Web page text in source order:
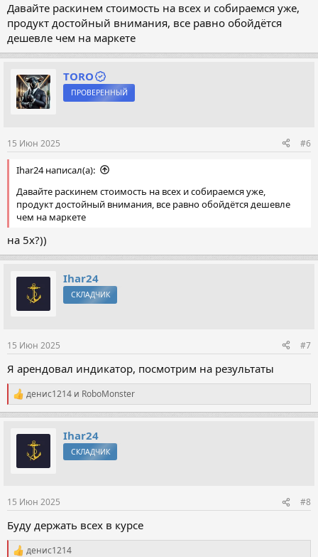
Давайте раскинем стоимость на всех и собираемся уже,
продукт достойный внимания, все равно обойдётся
дешевле чем на маркете
TORO
ПРОВЕРЕННЫЙ
15 Июн 2025 #6
Ihar24 написал(а):
Давайте раскинем стоимость на всех и собираемся уже,
продукт достойный внимания, все равно обойдётся дешевле
чем на маркете
на 5х?))
Ihar24
СКЛАДЧИК
15 Июн 2025 #7
Я арендовал индикатор, посмотрим на результаты
Р
е
а
и
денис1214 и RoboMonster
Ihar24
СКЛАДЧИК
15 Июн 2025 #8
Буду держать всех в курсе
денис1214